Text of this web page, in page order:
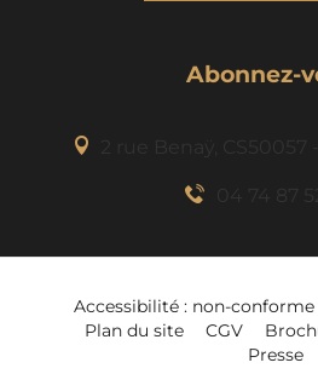
Abonnez-
Accessibilité : non-conforme
Plan du site
CGV
Presse